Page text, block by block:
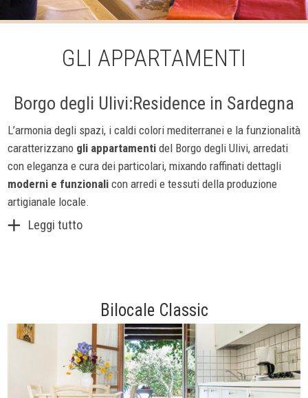
GLI APPARTAMENTI
Borgo degli Ulivi:Residence in Sardegna
L’armonia degli spazi, i caldi colori mediterranei e la funzionalità
caratterizzano gli appartamenti del Borgo degli Ulivi, arredati
con eleganza e cura dei particolari, mixando raffinati dettagli
moderni e funzionali con arredi e tessuti della produzione
artigianale locale.
Leggi tutto
Bilocale Classic